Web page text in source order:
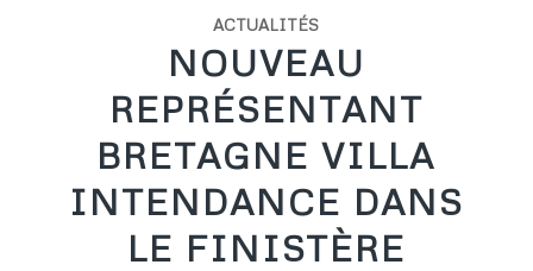
ACTUALITÉS
NOUVEAU
REPRÉSENTANT
BRETAGNE VILLA
INTENDANCE DANS
LE FINISTÈRE